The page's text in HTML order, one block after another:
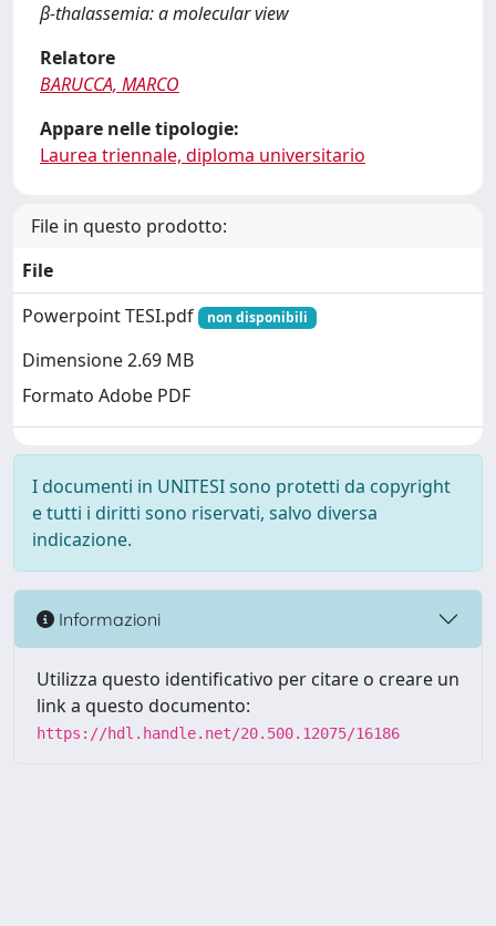
β-thalassemia: a molecular view
Relatore
BARUCCA, MARCO
Appare nelle tipologie:
Laurea triennale, diploma universitario
File in questo prodotto:
File
Powerpoint TESI.pdf
non disponibili
Dimensione 2.69 MB
Formato Adobe PDF
I documenti in UNITESI sono protetti da copyright
e tutti i diritti sono riservati, salvo diversa
indicazione.
Informazioni
Utilizza questo identificativo per citare o creare un
link a questo documento:
https://hdl.handle.net/20.500.12075/16186